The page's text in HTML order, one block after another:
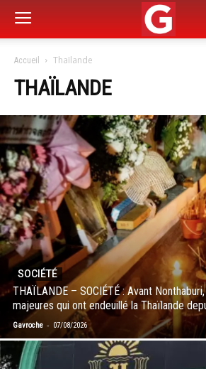
Accueil Thaïlande
THAÏLANDE
SOCIÉTÉ
THAÏLANDE – SOCIÉTÉ : Avant
majeures qui ont endeuillé la Thaïlande
Gavroche - 07/08/2026